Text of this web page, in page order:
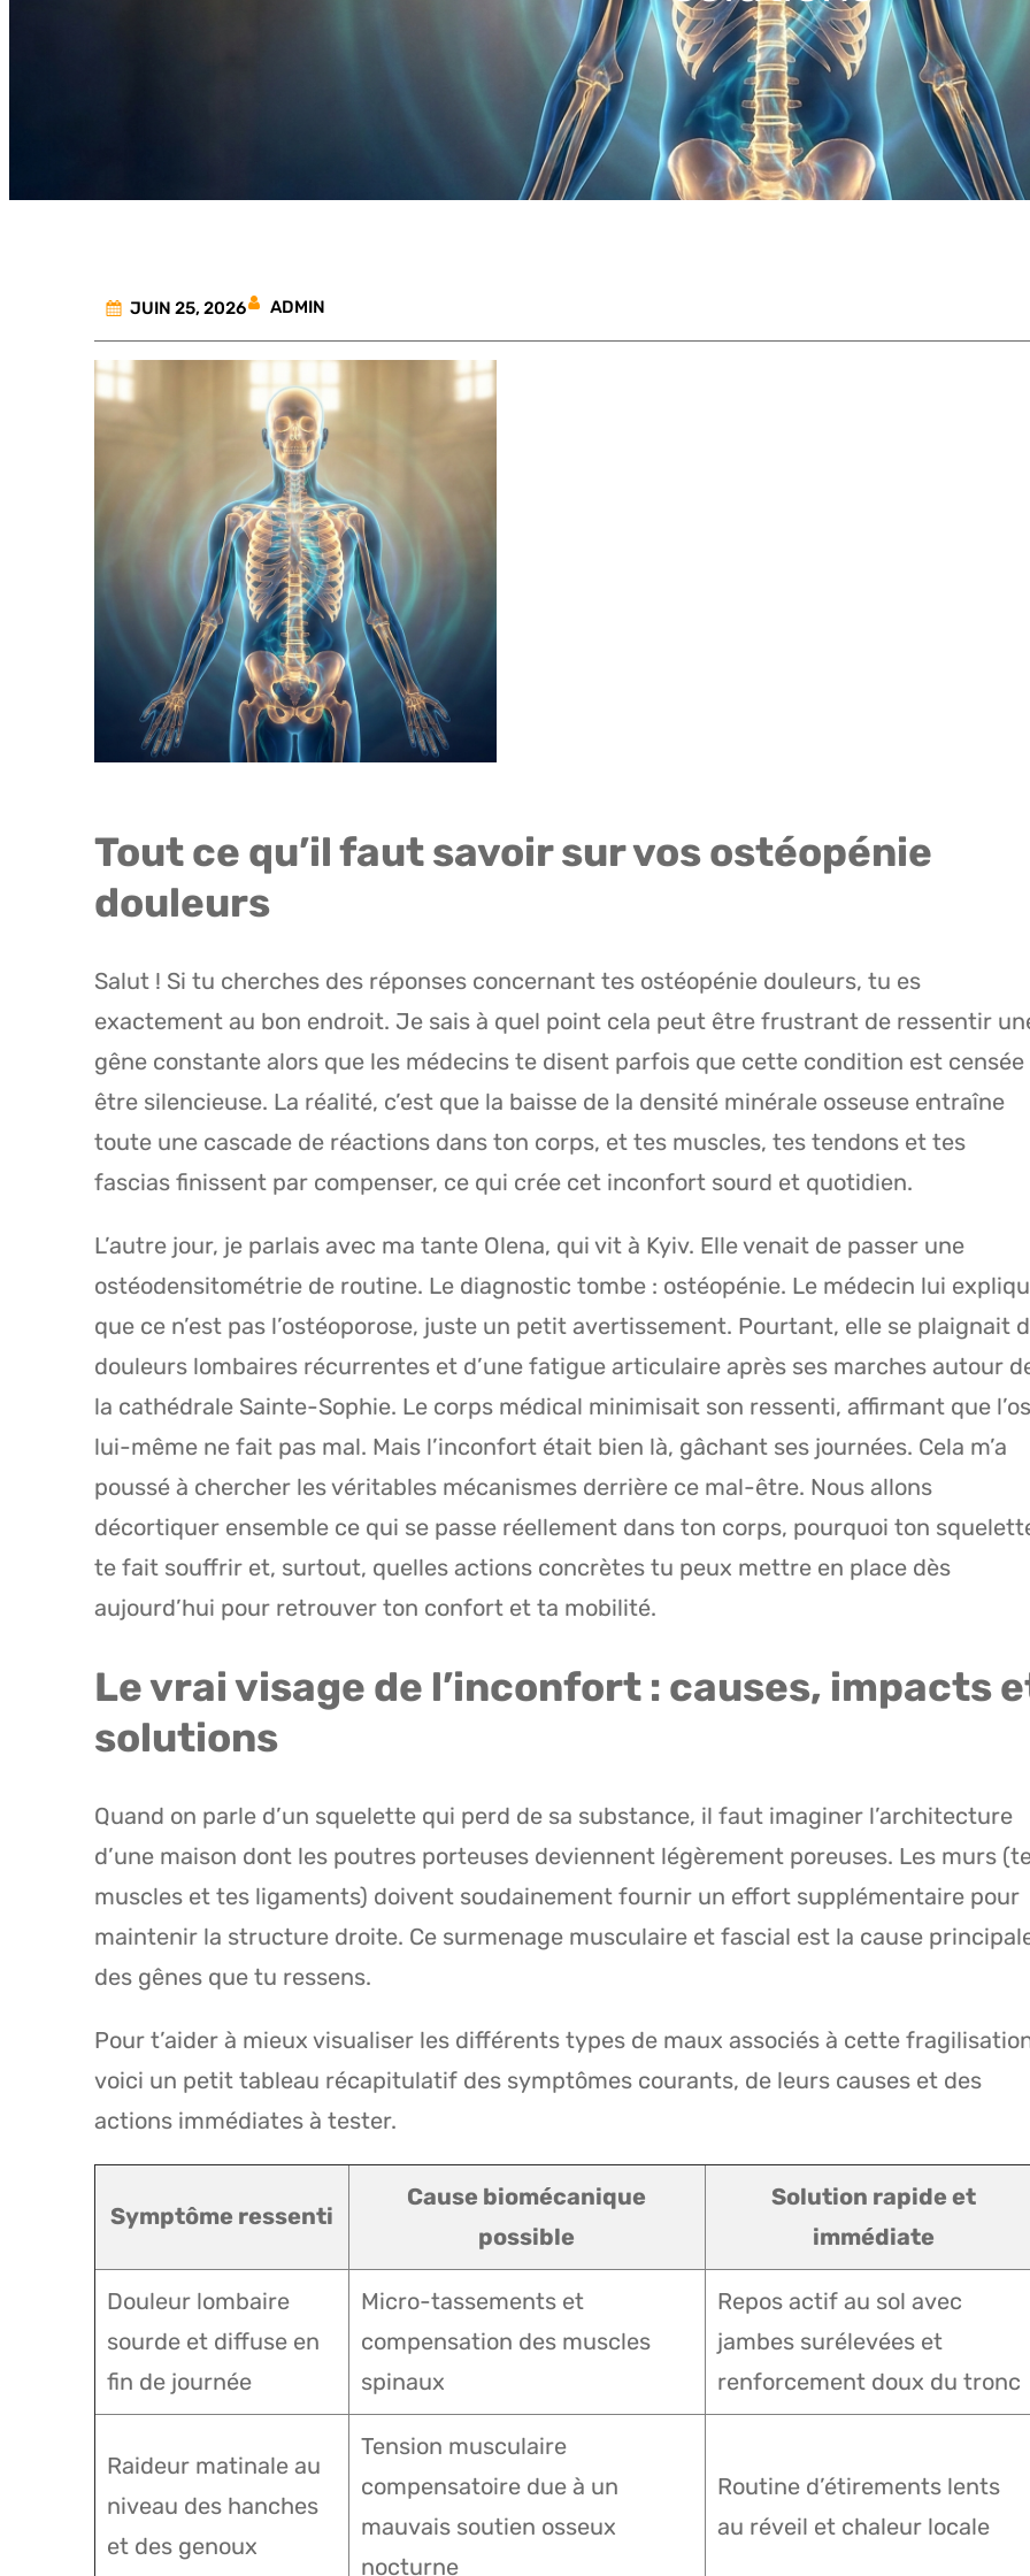
JUIN 25, 2026 ADMIN
Tout ce qu’il faut savoir sur vos ostéopénie
douleurs
Salut ! Si tu cherches des réponses concernant tes ostéopénie douleurs, tu es
exactement au bon endroit. Je sais à quel point cela peut être frustrant de ressentir
gêne constante alors que les médecins te disent parfois que cette condition est censée
être silencieuse. La réalité, c’est que la baisse de la densité minérale osseuse entraîne
toute une cascade de réactions dans ton corps, et tes muscles, tes tendons et tes
fascias finissent par compenser, ce qui crée cet inconfort sourd et quotidien.
L’autre jour, je parlais avec ma tante Olena, qui vit à Kyiv. Elle venait de passer une
ostéodensitométrie de routine. Le diagnostic tombe : ostéopénie. Le médecin lui
que ce n’est pas l’ostéoporose, juste un petit avertissement. Pourtant, elle se plaignait
douleurs lombaires récurrentes et d’une fatigue articulaire après ses marches autour
la cathédrale Sainte-Sophie. Le corps médical minimisait son ressenti, affirmant que l’os
lui-même ne fait pas mal. Mais l’inconfort était bien là, gâchant ses journées. Cela m’a
poussé à chercher les véritables mécanismes derrière ce mal-être. Nous allons
décortiquer ensemble ce qui se passe réellement dans ton corps, pourquoi ton
te fait souffrir et, surtout, quelles actions concrètes tu peux mettre en place dès
aujourd’hui pour retrouver ton confort et ta mobilité.
Le vrai visage de l’inconfort : causes, impacts
solutions
Quand on parle d’un squelette qui perd de sa substance, il faut imaginer l’architecture
d’une maison dont les poutres porteuses deviennent légèrement poreuses. Les murs
muscles et tes ligaments) doivent soudainement fournir un effort supplémentaire pour
maintenir la structure droite. Ce surmenage musculaire et fascial est la cause
des gênes que tu ressens.
Pour t’aider à mieux visualiser les différents types de maux associés à cette
voici un petit tableau récapitulatif des symptômes courants, de leurs causes et des
actions immédiates à tester.
Symptôme ressenti
Cause biomécanique
possible
Solution rapide et
immédiate
Douleur lombaire
sourde et diffuse en
fin de journée
Micro-tassements et
compensation des muscles
spinaux
Repos actif au sol avec
jambes surélevées et
renforcement doux du tronc
Raideur matinale au
niveau des hanches
et des genoux
Tension musculaire
compensatoire due à un
mauvais soutien osseux
nocturne
Routine d’étirements lents
au réveil et chaleur locale